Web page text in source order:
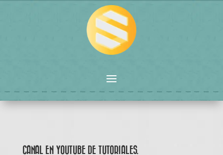
CANAL EN YOUTUBE DE TUTORIALES.